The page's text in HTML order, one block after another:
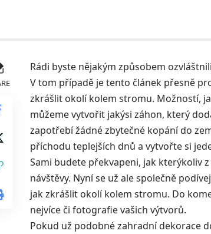
Rádi byste nějakým způsobem
V tom případě je tento článek přesně
zkrášlit okolí kolem stromu. Možností,
můžeme vytvořit jakýsi záhon, který
zapotřebí žádné zbytečné kopání do
příchodu teplejších dnů a vytvořte si
Sami budete překvapeni, jak kterýkoliv
návštěvy. Nyní se už ale společně
jak zkrášlit okolí kolem stromu. Do
nejvíce či fotografie vašich výtvorů.
Pokud už podobné zahradní dekorace